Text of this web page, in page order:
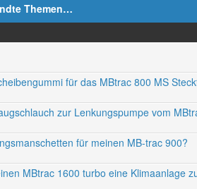
Themen…
für das MBtrac 800 MS
zur Lenkungspumpe vom
für meinen MB-trac 900?
MBtrac 1600 turbo eine Klimaanlage